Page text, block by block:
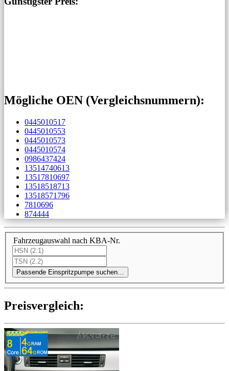
Mögliche OEN (Vergleichs­nummern):
0445010517
0445010553
0445010573
0445010574
0986437424
13514740613
13517810697
13518518713
13518571796
7810696
874444
Fahrzeugauswahl nach KBA-Nr.
Passende Einspritzpumpe suchen…
Preis­ver­gleich: